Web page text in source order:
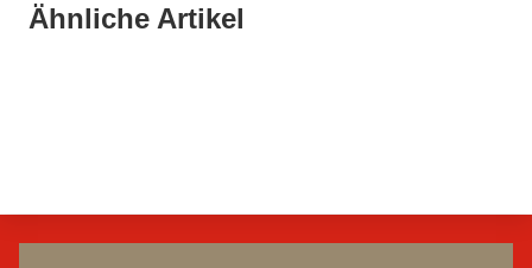
Ähnliche Artikel
18. September 2025
Tipp: Wein- und Spirituosenverkostung im Hilton Plaza